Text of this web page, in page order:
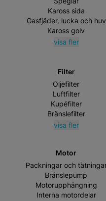
Kaross sida
Gasfjäder, lucka och huv
Kaross golv
visa fler
Filter
Oljefilter
Luftfilter
Kupéfilter
Bränslefilter
visa fler
Motor
Packningar och
Bränslepump
Motorupphängning
Interna motordelar